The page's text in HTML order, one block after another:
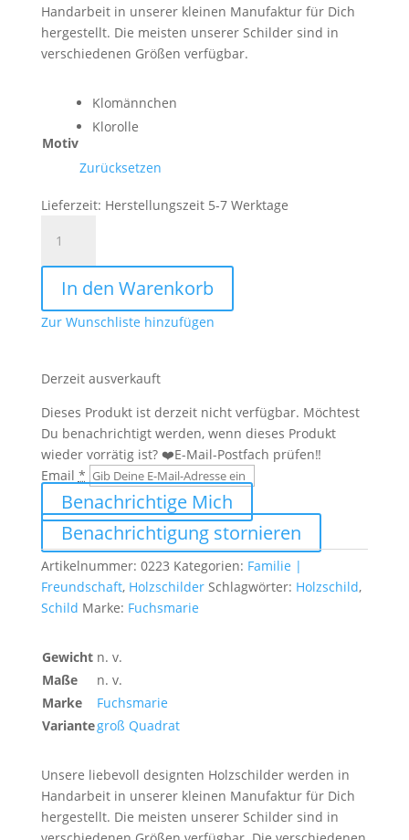
Handarbeit in unserer kleinen Manufaktur für Dich
hergestellt. Die meisten unserer Schilder sind in
verschiedenen Größen verfügbar.
Motiv
Klomännchen
Klorolle
Zurücksetzen
Lieferzeit: Herstellungszeit 5-7 Werktage
Menge
In den Warenkorb
Zur Wunschliste hinzufügen
Derzeit ausverkauft
Dieses Produkt ist derzeit nicht verfügbar. Möchtest
Du benachrichtigt werden, wenn dieses Produkt
wieder vorrätig ist? ❤️E-Mail-Postfach prüfen‼️
Email *
Benachrichtige Mich
Benachrichtigung stornieren
Artikelnummer: 0223 Kategorien: Familie |
Freundschaft, Holzschilder Schlagwörter: Holzschild,
Schild Marke: Fuchsmarie
Gewicht n. v.
Maße
n. v.
Marke
Fuchsmarie
Variantegroß Quadrat
Unsere liebevoll designten Holzschilder werden in
Handarbeit in unserer kleinen Manufaktur für Dich
hergestellt. Die meisten unserer Schilder sind in